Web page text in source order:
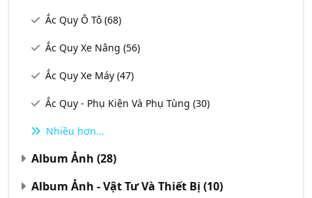
Ắc Quy Ô Tô (68)
Ắc Quy Xe Nâng (56)
Ắc Quy Xe Máy (47)
Ắc Quy - Phụ Kiện Và Phụ Tùng (30)
Nhiều hơn...
Album Ảnh (28)
Album Ảnh - Vật Tư Và Thiết Bị (10)